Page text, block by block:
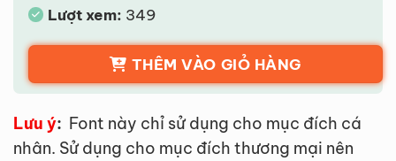
Lượt xem: 349
THÊM VÀO GIỎ HÀNG
Lưu ý: Font này chỉ sử dụng cho mục đích cá
nhân. Sử dụng cho mục đích thương mại nên